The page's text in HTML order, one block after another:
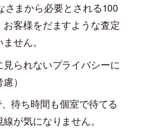
さまから必要とされる100
客様をだますような査定
せん。
見られないプライバシーに
）
待ち時間も個室で待てる
が気になりません。